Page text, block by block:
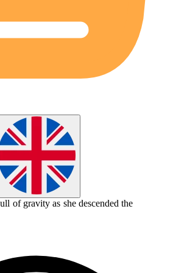
of gravity as she descended the